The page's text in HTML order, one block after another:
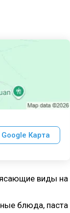
Google Карта
виды на
блюда, паста